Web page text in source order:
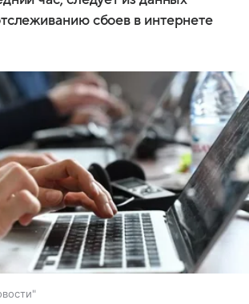
сбоев в интернете